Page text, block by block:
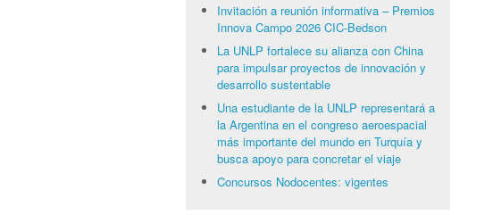
Invitación a reunión informativa – Premios
Innova Campo 2026 CIC-Bedson
La UNLP fortalece su alianza con China
para impulsar proyectos de innovación y
desarrollo sustentable
Una estudiante de la UNLP representará a
la Argentina en el congreso aeroespacial
más importante del mundo en Turquía y
busca apoyo para concretar el viaje
Concursos Nodocentes: vigentes